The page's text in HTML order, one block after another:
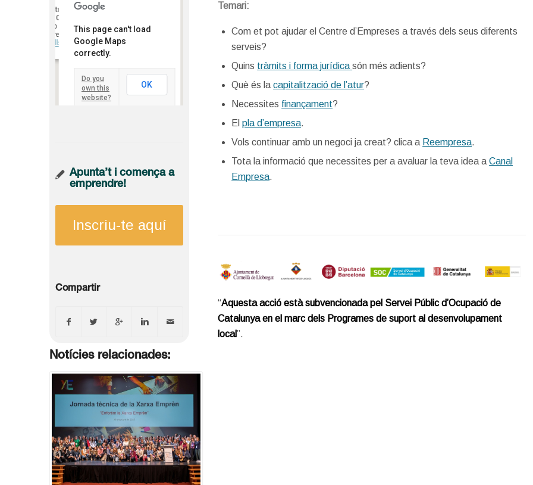
Centre d’empreses
PROCORNELLÀ
Tirso de Molina, 36 - Cornellà del
Llobregat
Detalls
This page can't load
Google Maps
correctly.
Do you
own this
website?
OK
Apunta’t i comença a
emprendre!
Inscriu-te aquí
Compartir
Temari:
Com et pot ajudar el Centre d’Empreses a través dels seus diferents
serveis?
Quins tràmits i forma jurídicasón més adients?
Què és lacapitalització de l’atur?
Necessites finançament?
Elpla d’empresa.
Vols continuar amb un negoci ja creat? clica a Reempresa.
Tota la informació que necessites per a avaluar la teva idea aCanal
Empresa.
“Aquesta acció està subvencionada pel Servei Públic d’Ocupació de
Catalunya en el marc dels Programes de suport al desenvolupament
local”.
Notícies relacionades: